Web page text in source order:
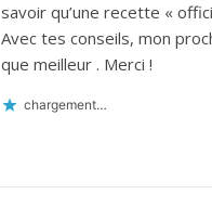
savoir qu’une recette «
Avec tes conseils, mon
que meilleur . Merci !
chargement…